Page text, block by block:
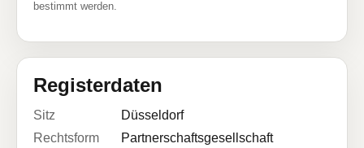
bestimmt werden.
Registerdaten
Sitz
Düsseldorf
Rechtsform
Partnerschaftsgesellschaft